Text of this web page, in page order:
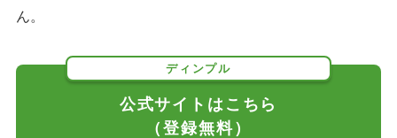
ん。
ディンプル
公式サイトはこちら
（登録無料）